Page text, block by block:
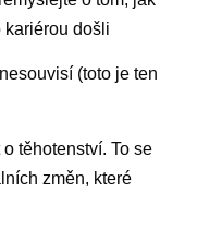
kariérou došli
(toto je ten
těhotenství. To se
změn, které